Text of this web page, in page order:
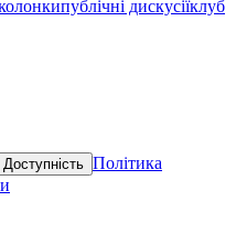
публічні дискусіїклуб
Доступність Політика